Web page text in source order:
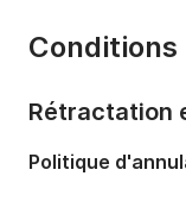
Nombre de salles
Conditions
Rétractation
Politique